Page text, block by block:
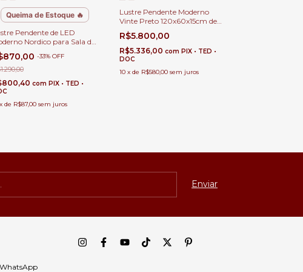
Queima de Estoque 🔥
Pendente de LED
Nordico para Sala de
Quartos, Sala de Estar,
e Apartamentos
-33% OFF
com PIX • TED •
x de R$87,00 sem juros
Lustre Pendente Moderno
Vinte Preto 120x60x15cm de
LED 3000K para Mesa de
Jantar, Quartos, Salas,
Escritório e Apartamento
R$5.800,00
R$5.336,00 com PIX • TED •
DOC
10 x de R$580,00 sem juros
WhatsApp